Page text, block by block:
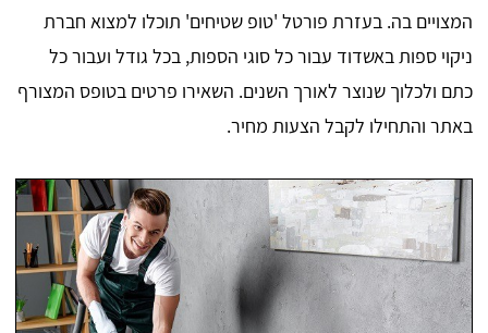
המצויים בה. בעזרת פורטל 'טופ שטיחים' תוכלו למצוא חברת
ניקוי ספות באשדוד עבור כל סוגי הספות, בכל גודל ועבור כל
כתם ולכלוך שנוצר לאורך השנים. השאירו פרטים בטופס המצורף
באתר והתחילו לקבל הצעות מחיר.